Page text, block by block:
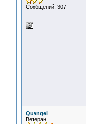
Сообщений: 307
Quangel
Ветеран